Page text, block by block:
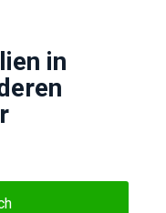
in